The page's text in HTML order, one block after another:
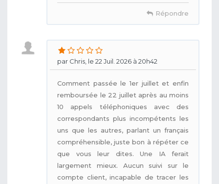
Répondre
par Chris, le 22 Juil. 2026 à 20h42
Comment passée le 1er juillet et enfin
remboursée le 22 juillet après au moins
10 appels téléphoniques avec des
correspondants plus incompétents les
uns que les autres, parlant un français
compréhensible, juste bon à répéter ce
que vous leur dites. Une IA ferait
largement mieux. Aucun suivi sur le
compte client, incapable de tracer les